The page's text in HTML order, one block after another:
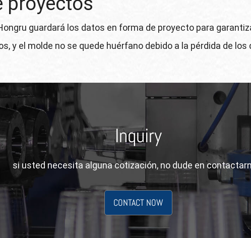
guardará los datos en forma de proyecto para
y el molde no se quede huérfano debido a la pérdida de
Inquiry
si usted necesita alguna cotización, no dude en
CONTACT NOW